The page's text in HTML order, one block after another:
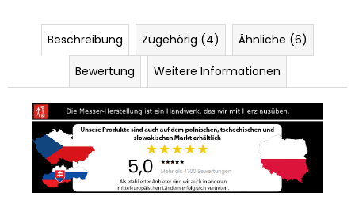
Beschreibung Zugehörig (4)
Ähnliche (6)
Bewertung
Weitere Informationen